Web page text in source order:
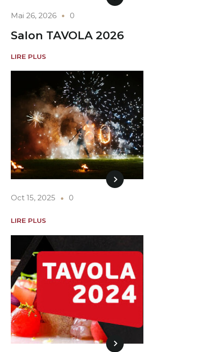
Mai 26, 2026 0
Salon TAVOLA 2026
LIRE PLUS
Oct 15, 2025 0
LIRE PLUS